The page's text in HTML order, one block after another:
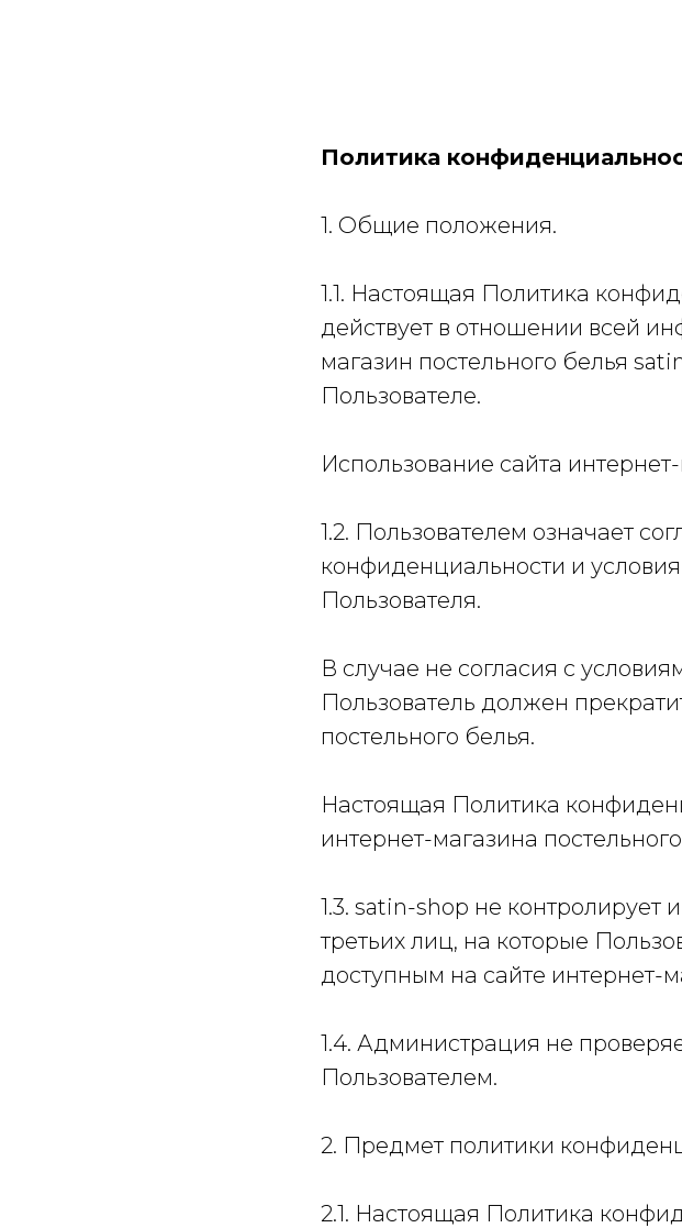
Политика
1. Общие положения.
1.1. Настоящая Политика
действует в отношении всей
магазин постельного белья
Пользователе.
Использование сайта
1.2. Пользователем означает
конфиденциальности и
Пользователя.
В случае не согласия с
Пользователь должен
постельного белья.
Настоящая Политика
интернет-магазина
1.3. satin-shop не контролирует
третьих лиц, на которые
доступным на сайте интернет-
1.4. Администрация не
Пользователем.
2. Предмет политики
2.1. Настоящая Политика